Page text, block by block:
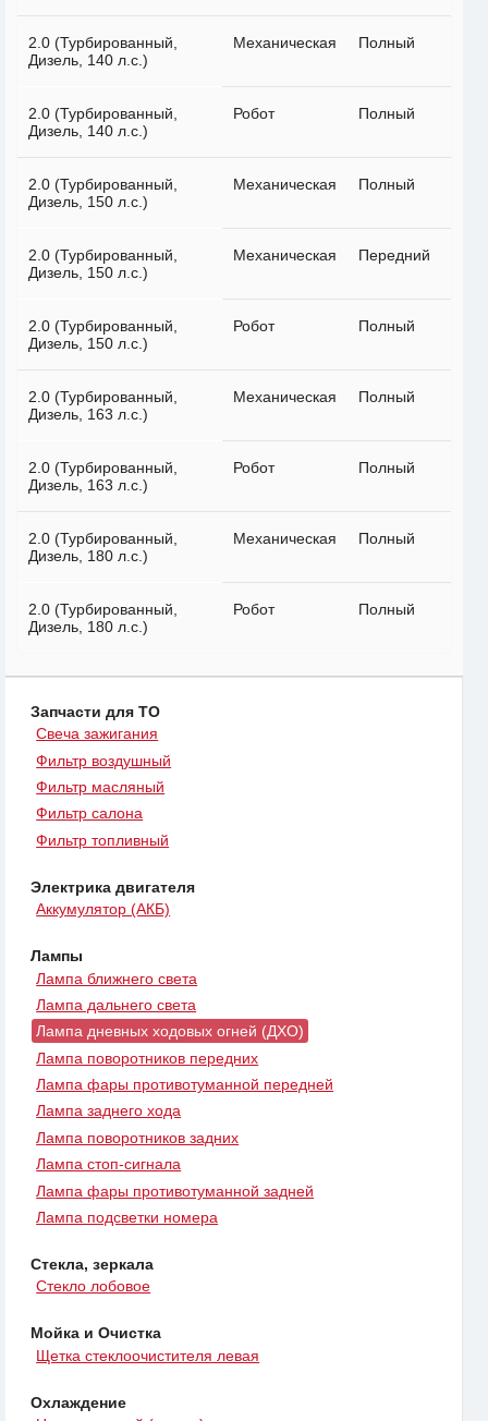
2.0 (Турбированный,
Дизель, 140 л.с.)
Механическая Полный
2.0 (Турбированный,
Дизель, 140 л.с.)
Робот Полный
2.0 (Турбированный,
Дизель, 150 л.с.)
Механическая Полный
2.0 (Турбированный,
Дизель, 150 л.с.)
Механическая Передний
2.0 (Турбированный,
Дизель, 150 л.с.)
Робот Полный
2.0 (Турбированный,
Дизель, 163 л.с.)
Механическая Полный
2.0 (Турбированный,
Дизель, 163 л.с.)
Робот Полный
2.0 (Турбированный,
Дизель, 180 л.с.)
Механическая Полный
2.0 (Турбированный,
Дизель, 180 л.с.)
Робот Полный
Запчасти для ТО
Свеча зажигания
Фильтр воздушный
Фильтр масляный
Фильтр салона
Фильтр топливный
Электрика двигателя
Аккумулятор (АКБ)
Лампы
Лампа ближнего света
Лампа дальнего света
Лампа дневных ходовых огней (ДХО)
Лампа поворотников передних
Лампа фары противотуманной передней
Лампа заднего хода
Лампа поворотников задних
Лампа стоп-сигнала
Лампа фары противотуманной задней
Лампа подсветки номера
Стекла, зеркала
Стекло лобовое
Мойка и Очистка
Щетка стеклоочистителя левая
Охлаждение